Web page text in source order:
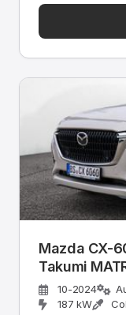
Mazda CX-
Takumi
10-2024
187 kW